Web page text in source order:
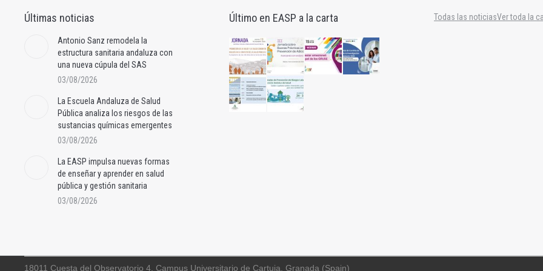
Últimas noticias
Antonio Sanz remodela la
estructura sanitaria andaluza con
una nueva cúpula del SAS
03/08/2026
La Escuela Andaluza de Salud
Pública analiza los riesgos de las
sustancias químicas emergentes
03/08/2026
La EASP impulsa nuevas formas
de enseñar y aprender en salud
pública y gestión sanitaria
03/08/2026
Último en EASP a la carta Todas las noticiasVer toda la
18011 Cuesta del Observatorio 4, Campus Universitario de Cartuja, Granada (Spain)